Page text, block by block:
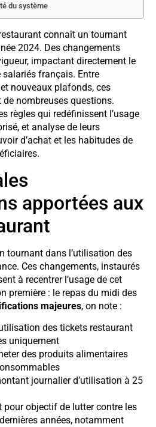
du système
connaît un tournant
2024. Des changements
impactant directement le
français. Entre
nouveaux plafonds, ces
nombreuses questions.
règles qui redéfinissent l’usage
et analyse de leurs
d’achat et les habitudes de
apportées aux
tournant dans l’utilisation des
Ces changements, instaurés
à recentrer l’usage de cet
première : le repas du midi des
majeures, on note :
des tickets restaurant
uniquement
des produits alimentaires
journalier d’utilisation à 25
pour objectif de lutter contre les
années, notamment